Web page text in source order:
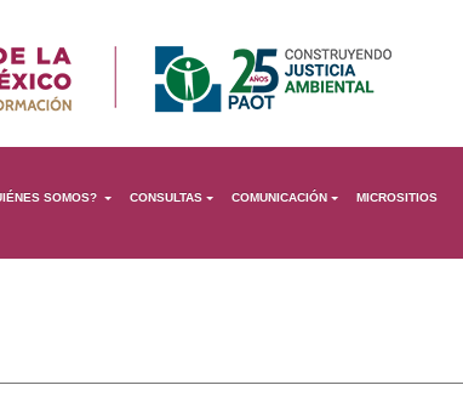
SOMOS? CONSULTAS COMUNICACIÓN MICROSITIOS